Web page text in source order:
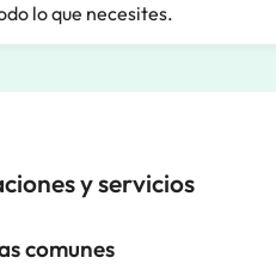
lo que necesites.
y servicios
comunes